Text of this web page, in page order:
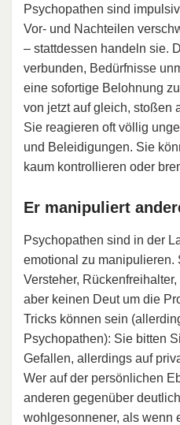
Psychopathen sind
Vor- und Nachteilen
– stattdessen handeln sie.
verbunden, Bedürfnisse
eine sofortige Belohnung
von jetzt auf gleich, stoßen
Sie reagieren oft völlig
und Beleidigungen. Sie
kaum kontrollieren oder
Er manipuliert
Psychopathen sind in der
emotional zu manipulieren.
Versteher,
aber keinen Deut um die
Tricks können sein
Psychopathen): Sie bitten
Gefallen, allerdings auf
Wer auf der persönlichen
anderen gegenüber
wohlgesonnener, als wenn